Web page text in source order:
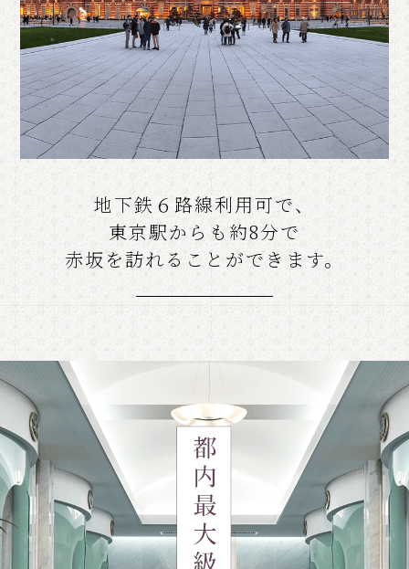
地下鉄６路線利用可で、
東京駅からも約8分で
赤坂を訪れることができます。